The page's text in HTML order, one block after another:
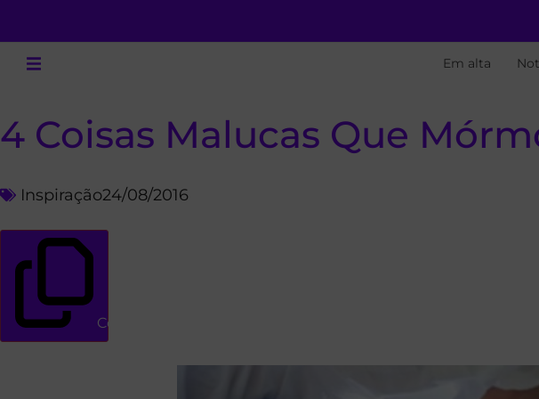
Em alta
4 Coisas Malucas Que
Inspiração24/08/2016
Copiar link